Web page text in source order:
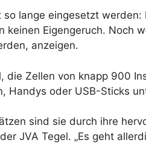
lange eingesetzt
Eigengeruch. Noch
anzeigen.
die Zellen von knapp 900
Handys oder USB-Sticks
sind sie durch ihre
JVA Tegel. „Es geht